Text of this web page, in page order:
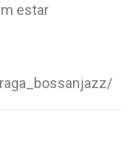
estar